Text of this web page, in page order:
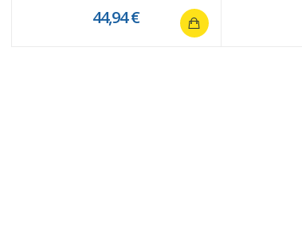
44,94 €